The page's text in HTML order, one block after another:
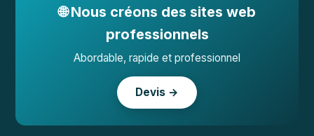
🌐 Nous créons des sites web
professionnels
Abordable, rapide et professionnel
Devis →